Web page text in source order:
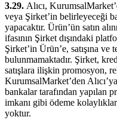
3.29. Alıcı,
veya Şirket’in belirleyeceği
yapacaktır. Ürün’ün satın
ifasının Şirket dışındaki
Şirket’in Ürün’e, satışına
bulunmamaktadır. Şirket,
satışlara ilişkin promosyon,
KurumsalMarket’den
bankalar tarafından yapılan
imkanı gibi ödeme
yoktur.